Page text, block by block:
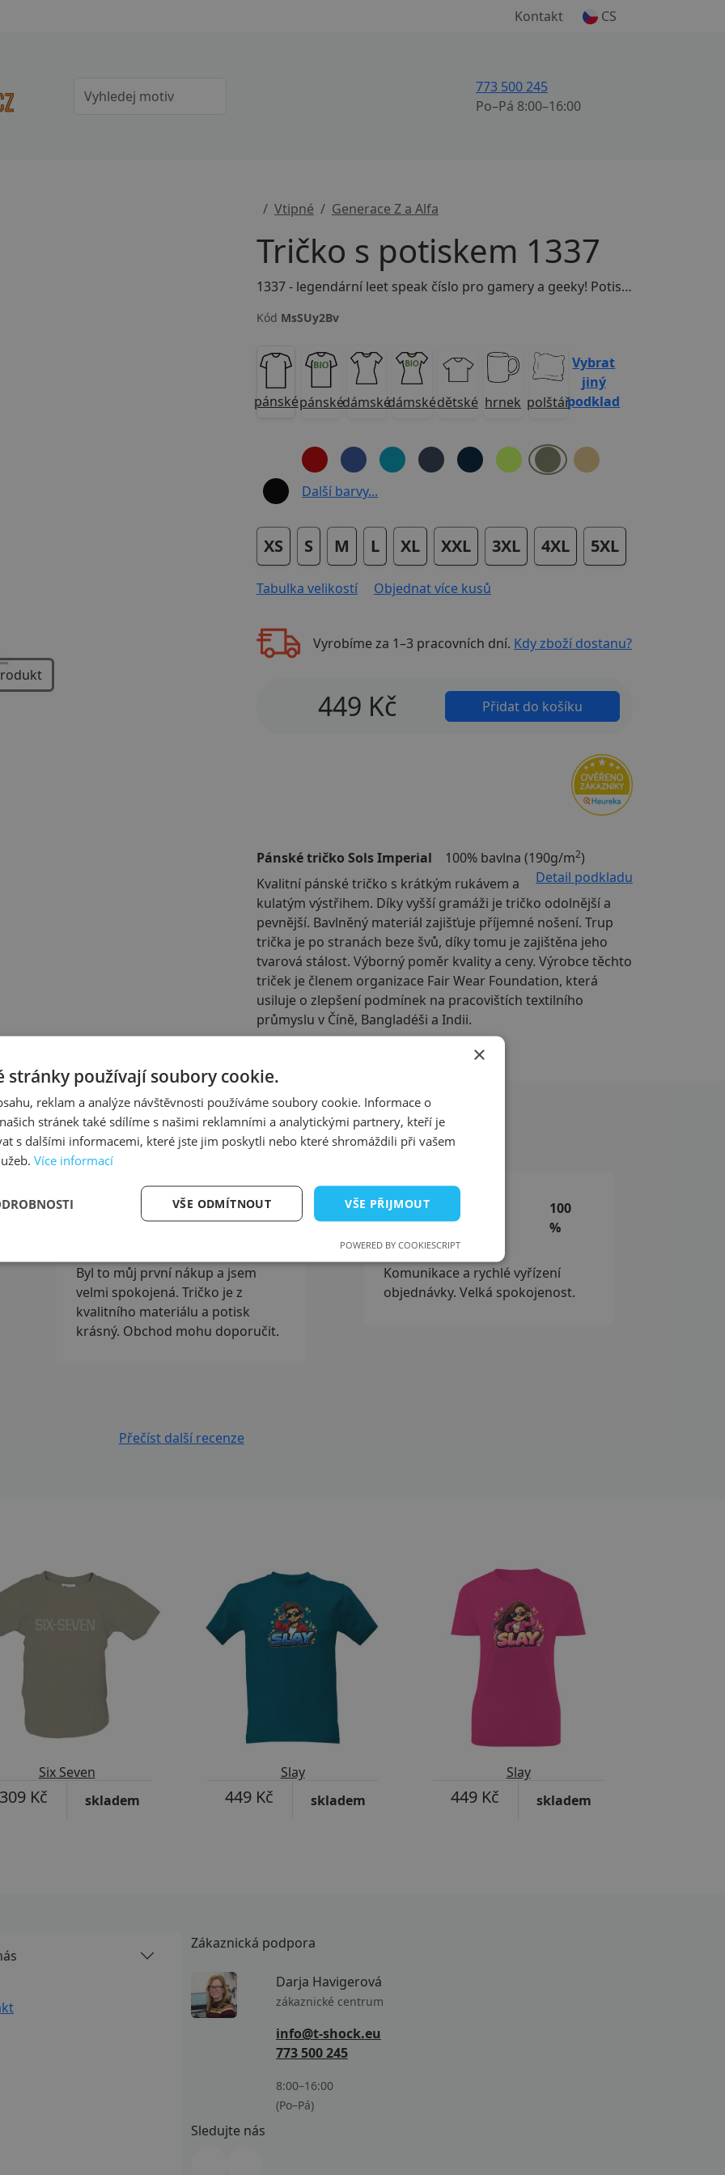
Kontakt CS
773 500 245
Po–Pá 8:00–16:00
Vtipné Generace Z a Alfa
Tričko s potiskem 1337
1337 - legendární leet speak číslo pro gamery a geeky! Potisk pro ty, co vyrostli na internetu a vědí, že leet je víc než číslo. Skvělý dárek pro každého, kdo zná rozdíl mezi noobem a proem. Uprav si barvu, velikost motivu nebo přidej vlastní text - stačí kliknout na tlačítko Přizpůsobit si produkt.
Kód MsSUy2Bv
pánsképánskédámskédámskédětské hrnek polštář
Vybrat
jiný
podklad
Další barvy...
XS S M L XL XXL 3XL 4XL 5XL
Tabulka velikostí Objednat více kusů
Vyrobíme za 1–3 pracovních dní. Kdy zboží dostanu?
449 Kč Přidat do košíku
Pánské tričko Sols Imperial 100% bavlna (190g/m2)
Detail podkladu
Kvalitní pánské tričko s krátkým rukávem a
kulatým výstřihem. Díky vyšší gramáži je tričko odolnější a
pevnější. Bavlněný materiál zajišťuje příjemné nošení. Trup
trička je po stranách beze švů, díky tomu je zajištěna jeho
tvarová stálost. Výborný poměr kvality a ceny. Výrobce těchto
triček je členem organizace Fair Wear Foundation, která
usiluje o zlepšení podmínek na pracovištích textilního
průmyslu v Číně, Bangladéši a Indii.
uživatelů - 98 % zákazníků doporučuje
100
%
Byl to můj první nákup a jsem
velmi spokojená. Tričko je z
kvalitního materiálu a potisk
krásný. Obchod mohu doporučit.
Radek, 31. 7.
2026
100
%
Komunikace a rychlé vyřízení
objednávky. Velká spokojenost.
Přečíst další recenze
motiv
Six Seven
309 Kč skladem
Přizpůsobitelný motiv
Slay
449 Kč skladem
Přizpůsobitelný motiv
Slay
449 Kč skladem
Zákaznická podpora
Darja Havigerová
zákaznické centrum
info@t-shock.eu
773 500 245
8:00–16:00
(Po–Pá)
Sledujte nás
×
stránky používají soubory cookie.
reklam a analýze návštěvnosti používáme soubory cookie. Informace o
stránek také sdílíme s našimi reklamními a analytickými partnery, kteří je
s dalšími informacemi, které jste jim poskytli nebo které shromáždili při vašem
Více informací
VŠE PŘIJMOUT
VŠE ODMÍTNOUT
POWERED BY COOKIESCRIPT